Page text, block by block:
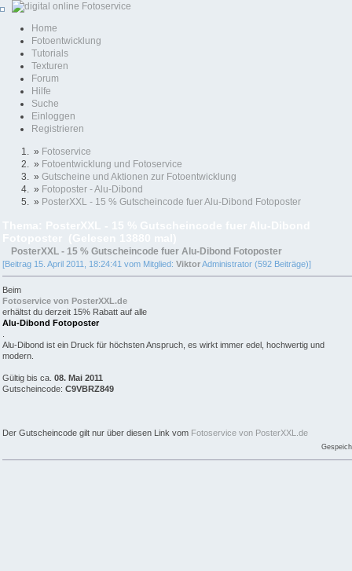
Home
Fotoentwicklung
Tutorials
Texturen
Forum
Hilfe
Suche
Einloggen
Registrieren
» Fotoservice
» Fotoentwicklung und Fotoservice
» Gutscheine und Aktionen zur Fotoentwicklung
» Fotoposter - Alu-Dibond
» PosterXXL - 15 % Gutscheincode fuer Alu-Dibond Fotoposter
PosterXXL - 15 % Gutscheincode fuer Alu-Dibond Fotoposter
[Beitrag 15. April 2011, 18:24:41 vom Mitglied: ViktorAdministrator (592 Beiträge)]
Beim
Fotoservice von PosterXXL.de
erhältst du derzeit 15% Rabatt auf alle
Alu-Dibond Fotoposter
Alu-Dibond ist ein Druck für höchsten Anspruch, es wirkt immer edel, hochwertig und
modern.
Gültig bis ca. 08. Mai 2011
Gutscheincode: C9VBRZ849
Der Gutscheincode gilt nur über diesen Link vom Fotoservice von PosterXXL.de